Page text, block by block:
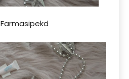
Farmasipekd